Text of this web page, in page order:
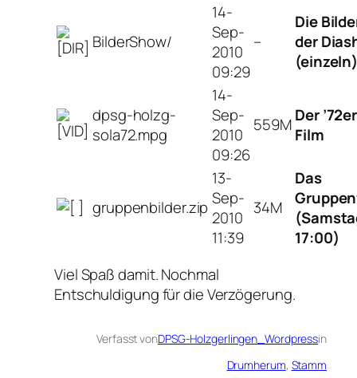
BilderShow/
14-
Sep-
2010
09:29
–
Die
der
dpsg-holzg-
sola72.mpg
14-
Sep-
2010
09:26
559M Der ’72er
Film
gruppenbilder.zip
13-
Sep-
2010
11:39
34M
Das
17:00)
Viel Spaß damit. Nochmal
Entschuldigung für die Verzögerung.
Verfasst vonDPSG-Holzgerlingen_Wordpressin
Drumherum, Stamm